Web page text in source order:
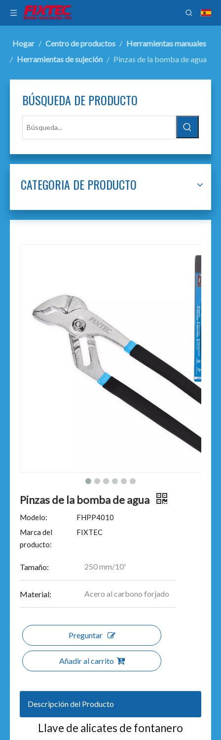
Hogar / Centro de productos / Herramientas manuales
/ Herramientas de sujeción / Pinzas de la bomba de agua
BÚSQUEDA DE PRODUCTO
CATEGORIA DE PRODUCTO
Pinzas de la bomba de agua
Modelo:
FHPP4010
Marca del
producto:
FIXTEC
Tamaño: 250 mm/10'
Material: Acero al carbono forjado
Preguntar
Añadir al carrito
Descripción del Producto
Llave de alicates de fontanero